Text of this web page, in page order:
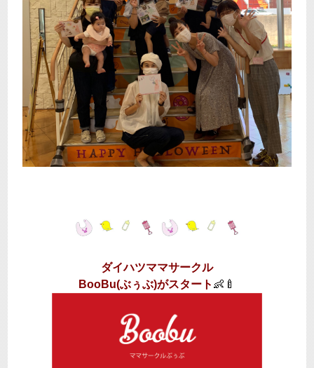
ダイハツママサークル
BooBu(ぶぅぶ)がスタート 👶🍼